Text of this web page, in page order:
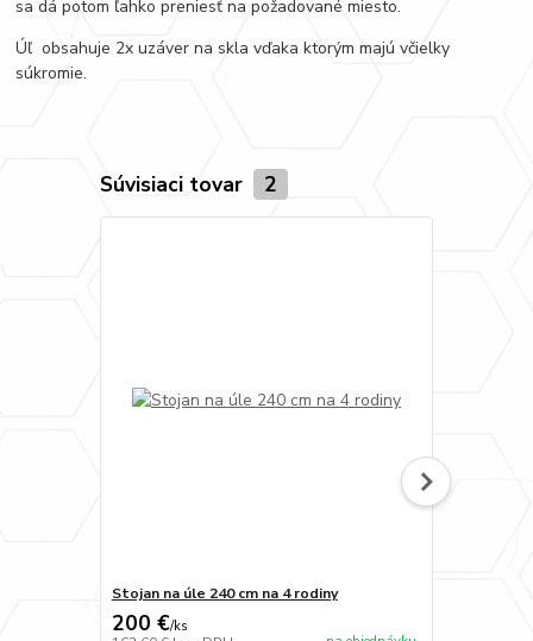
sa dá potom ľahko preniesť na požadované miesto.
Úľ obsahuje 2x uzáver na skla vďaka ktorým majú včielky
súkromie.
Súvisiaci tovar 2
Stojan na úle 240 cm na 4 rodiny
200 €/ks